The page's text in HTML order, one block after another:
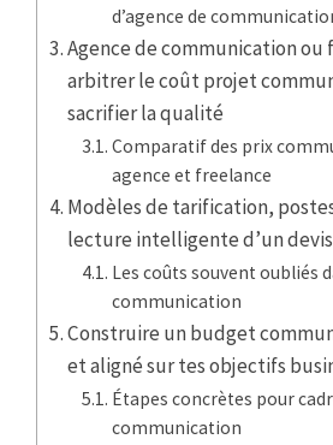
d’agence de
Agence de communication ou
arbitrer le coût projet
sacrifier la qualité
Comparatif des prix
agence et freelance
Modèles de tarification,
lecture intelligente d’un
Les coûts souvent oubliés
communication
Construire un budget
et aligné sur tes objectifs
Étapes concrètes pour
communication